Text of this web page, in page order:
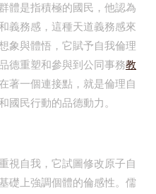
體是指積極的國民，他認為
義務感，這種天道義務感來
象與體悟，它賦予自我倫理
德重塑和參與到公同事務教
著一個連接點，就是倫理自
國民行動的品德動力。
視自我，它試圖修改原子自
礎上強調個體的倫感性。儒